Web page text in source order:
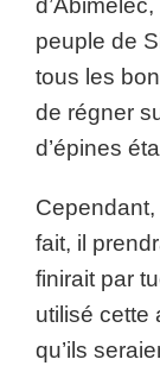
peuple de
tous les
de régner
d’épines
fait, il
finirait par
utilisé cette
qu’ils